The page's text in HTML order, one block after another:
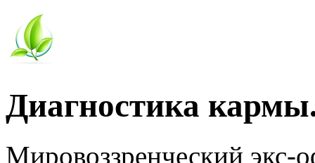
Диагностика
Мировоззренческий